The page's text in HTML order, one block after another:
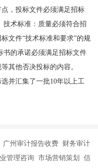
，投标文件必须满足招标
技术标准：质量必须符合招
文件“技术标准和要求”的规
书的承诺必须满足招标文件
其他否决投标的内容。
并汇集了一批10年以上工
州审计报告收费 财务审计
管理咨询 市场营销策划 信